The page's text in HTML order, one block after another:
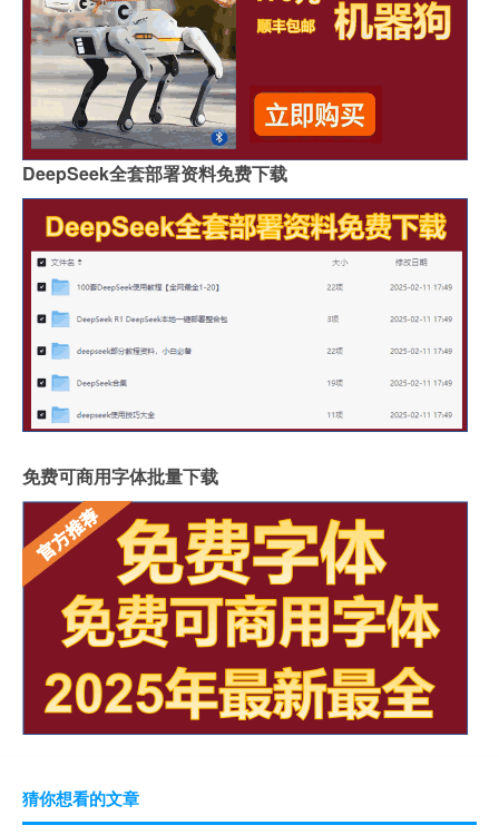
DeepSeek全套部署资料免费下载
免费可商用字体批量下载
猜你想看的文章